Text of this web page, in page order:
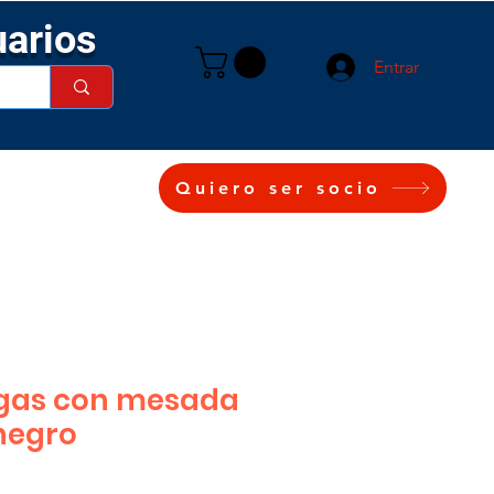
Entrar
Quiero ser socio
con mesada